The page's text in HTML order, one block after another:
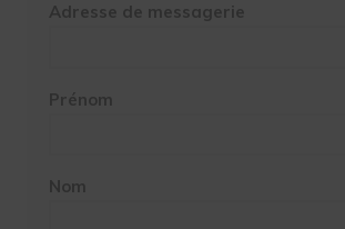
Adresse de messagerie
Prénom
Nom